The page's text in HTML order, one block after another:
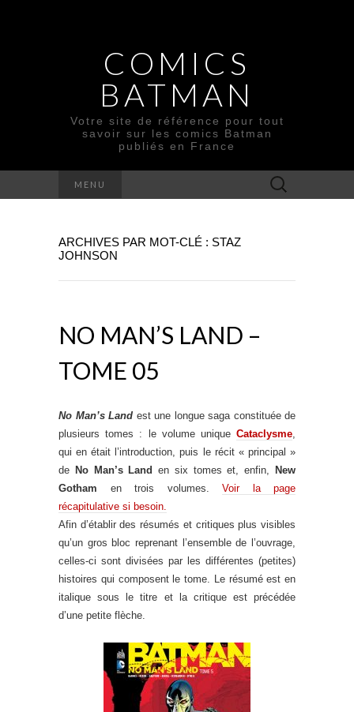
COMICS
BATMAN
Votre site de référence pour tout
savoir sur les comics Batman
publiés en France
MENU Rechercher :
ARCHIVES PAR MOT-CLÉ : STAZ
JOHNSON
NO MAN’S LAND –
TOME 05
No Man’s Land est une longue saga constituée de
plusieurs tomes : le volume unique Cataclysme,
qui en était l’introduction, puis le récit « principal »
de No Man’s Land en six tomes et, enfin,
New
Gotham en trois volumes. Voir la page
récapitulative si besoin.
Afin d’établir des résumés et critiques plus visibles
qu’un gros bloc reprenant l’ensemble de l’ouvrage,
celles-ci sont divisées par les différentes (petites)
histoires qui composent le tome. Le résumé est en
italique sous le titre et la critique est précédée
d’une petite flèche.